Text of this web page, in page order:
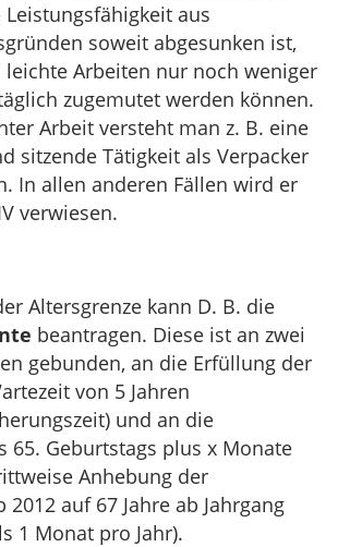
aus
soweit abgesunken ist,
leichte Arbeiten nur noch weniger
zugemutet werden können.
Arbeit versteht man z. B. eine
sitzende Tätigkeit als Verpacker
In allen anderen Fällen wird er
verwiesen.
Altersgrenze kann D. B. die
beantragen. Diese ist an zwei
gebunden, an die Erfüllung der
von 5 Jahren
und an die
65. Geburtstags plus x Monate
Anhebung der
2012 auf 67 Jahre ab Jahrgang
1 Monat pro Jahr).